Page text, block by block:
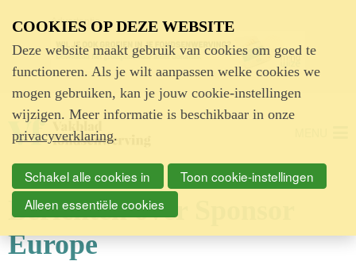
Advertentie
Berichten over Sponsor
Europe
COOKIES OP DEZE WEBSITE
Deze website maakt gebruik van cookies om goed te
functioneren. Als je wilt aanpassen welke cookies we
mogen gebruiken, kan je jouw cookie-instellingen
wijzigen. Meer informatie is beschikbaar in onze
privacyverklaring.
Schakel alle cookies in
Toon cookie-instellingen
Alleen essentiële cookies